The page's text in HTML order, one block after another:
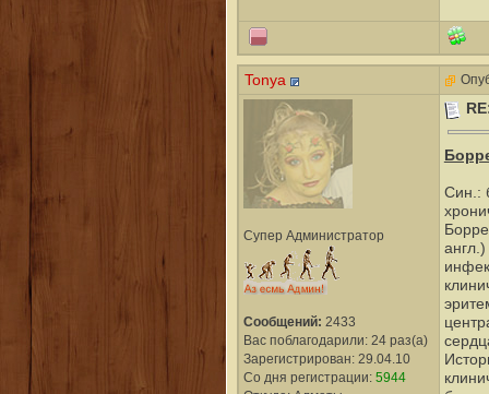
Tonya
Супер Администратор
Сообщений: 2433
Вас поблагодарили: 24 раз(а)
Зарегистрирован: 29.04.10
Со дня регистрации: 5944
Син.: